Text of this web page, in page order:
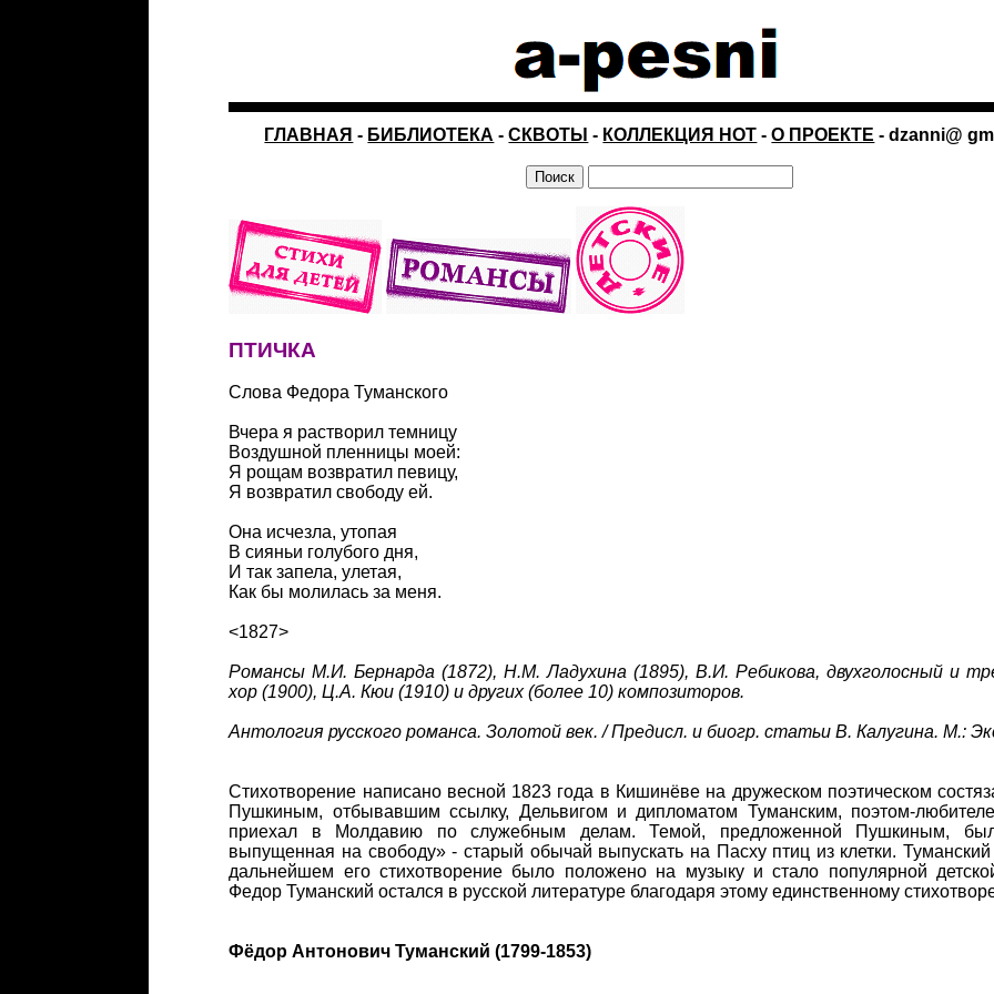
ГЛАВНАЯ - БИБЛИОТЕКА -СКВОТЫ - КОЛЛЕКЦИЯ НОТ -О ПРОЕКТЕ - dzanni@
ПТИЧКА
Слова Федора Туманского
Вчера я растворил темницу
Воздушной пленницы моей:
Я рощам возвратил певицу,
Я возвратил свободу ей.
Она исчезла, утопая
В сияньи голубого дня,
И так запела, улетая,
Как бы молилась за меня.
<1827>
Романсы М.И. Бернарда (1872), Н.М. Ладухина (1895), В.И. Ребикова, двухголосный и
хор (1900), Ц.А. Кюи (1910) и других (более 10) композиторов.
Антология русского романса. Золотой век. / Предисл. и биогр. статьи В. Калугина. М.:
Стихотворение написано весной 1823 года в Кишинёве на дружеском поэтическом
Пушкиным, отбывавшим ссылку, Дельвигом и дипломатом Туманским, поэтом-
приехал в Молдавию по служебным делам. Темой, предложенной Пушкиным,
выпущенная на свободу» - старый обычай выпускать на Пасху птиц из клетки.
дальнейшем его стихотворение было положено на музыку и стало популярной
Федор Туманский остался в русской литературе благодаря этому единственному
Фёдор Антонович Туманский (1799-1853)